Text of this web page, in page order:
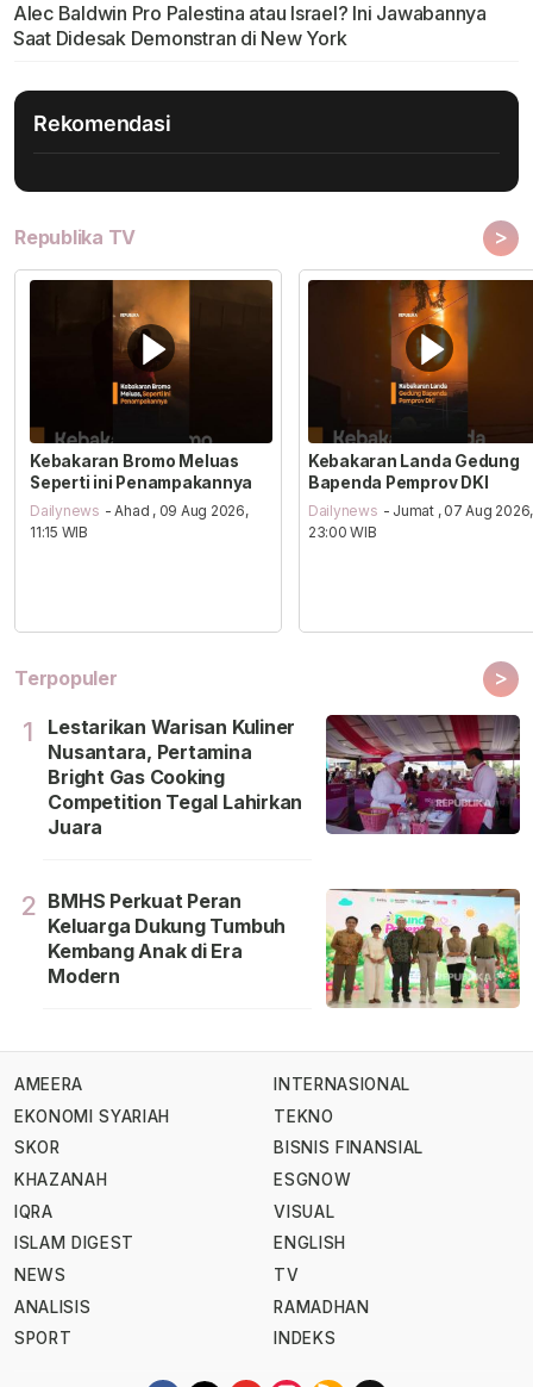
Alec Baldwin Pro Palestina atau Israel? Ini Jawabannya
Saat Didesak Demonstran di New York
Rekomendasi
Republika TV >
Kebakaran Bromo Meluas
Seperti ini Penampakannya
Dailynews - Ahad , 09 Aug 2026,
11:15 WIB
Kebakaran Landa Gedung
Bapenda Pemprov DKI
Dailynews - Jumat , 07 Aug 2026,
23:00 WIB
Terpopuler >
1
Lestarikan Warisan Kuliner
Nusantara, Pertamina
Bright Gas Cooking
Competition Tegal Lahirkan
Juara
2 BMHS Perkuat Peran
Keluarga Dukung Tumbuh
Kembang Anak di Era
Modern
AMEERA
EKONOMI SYARIAH
SKOR
KHAZANAH
IQRA
ISLAM DIGEST
NEWS
ANALISIS
SPORT
INTERNASIONAL
TEKNO
BISNIS FINANSIAL
ESGNOW
VISUAL
ENGLISH
TV
RAMADHAN
INDEKS